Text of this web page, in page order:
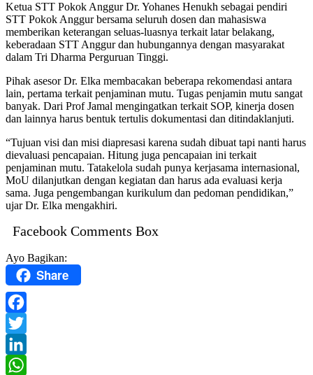
Ketua STT Pokok Anggur Dr. Yohanes Henukh sebagai pendiri
STT Pokok Anggur bersama seluruh dosen dan mahasiswa
memberikan keterangan seluas-luasnya terkait latar belakang,
keberadaan STT Anggur dan hubungannya dengan masyarakat
dalam Tri Dharma Perguruan Tinggi.
Pihak asesor Dr. Elka membacakan beberapa rekomendasi antara
lain, pertama terkait penjaminan mutu. Tugas penjamin mutu sangat
banyak. Dari Prof Jamal mengingatkan terkait SOP, kinerja dosen
dan lainnya harus bentuk tertulis dokumentasi dan ditindaklanjuti.
“Tujuan visi dan misi diapresasi karena sudah dibuat tapi nanti harus
dievaluasi pencapaian. Hitung juga pencapaian ini terkait
penjaminan mutu. Tatakelola sudah punya kerjasama internasional,
MoU dilanjutkan dengan kegiatan dan harus ada evaluasi kerja
sama. Juga pengembangan kurikulum dan pedoman pendidikan,”
ujar Dr. Elka mengakhiri.
Facebook Comments Box
Ayo Bagikan:
Share
Facebook
Twitter
LinkedIn